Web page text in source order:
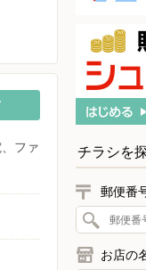
ファ
チラシを
郵便番
お店の